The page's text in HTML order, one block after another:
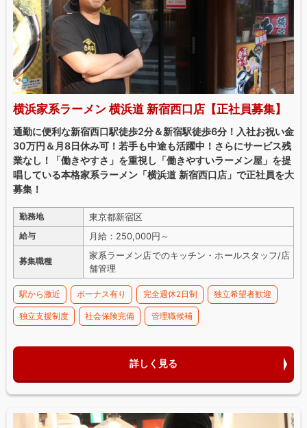
横浜家系ラーメン 横浜道 新宿西口店【正社員募集】
通勤に便利な新宿西口駅徒歩2分＆新宿駅徒歩6分！入社お祝い金
30万円＆月8日休み可！若手も中途も活躍中！さらにサービス残
業なし！「働きやすさ」を重視し「働きやすいラーメン屋」を提
唱している本格家系ラーメン「横浜道 新宿西口店」で正社員を大
募集！
勤務地 東京都新宿区
給与 月給：250,000円～
募集職種
家系ラーメン店でのキッチン・ホールスタッフ/店
舗管理
駅から激近 ボーナス有り 完全週休2日制 独立希望者歓迎
独立支援制度 社会保険完備 管理職候補
詳しく見る